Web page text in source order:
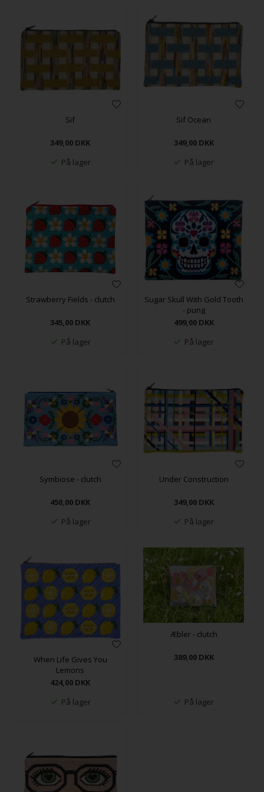
Sif
349,00 DKK
På lager
Sif Ocean
349,00 DKK
På lager
Strawberry Fields - clutch
345,00 DKK
På lager
Sugar Skull With Gold Tooth
- pung
499,00 DKK
På lager
Symbiose - clutch
450,00 DKK
På lager
Under Construction
349,00 DKK
På lager
When Life Gives You
Lemons
424,00 DKK
På lager
Æbler - clutch
389,00 DKK
På lager